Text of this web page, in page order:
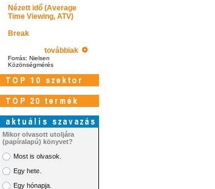
Nézett idő (Average
Time Viewing, ATV)
Break
továbbiak
Forrás: Nielsen
Közönségmérés
Mikor olvasott utoljára
(papíralapú) könyvet?
Most is olvasok.
Egy hete.
Egy hónapja.